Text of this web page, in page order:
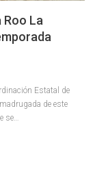
Roo La
Estatal de
de este
se…